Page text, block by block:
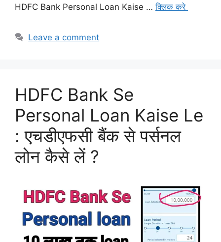
HDFC Bank Personal Loan Kaise …क्लिक करे
Leave a comment
HDFC Bank Se
Personal Loan Kaise Le
: एचडीएफसी बैंक से पर्सनल
लोन कैसे लें ?